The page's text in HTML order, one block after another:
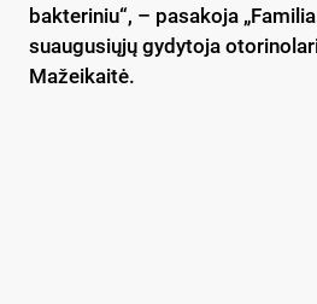
bakteriniu“, – pasakoja
suaugusiųjų gydytoja
Mažeikaitė.